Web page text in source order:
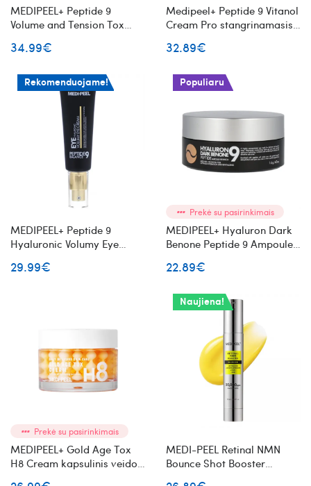
MEDIPEEL+ Peptide 9
Volume and Tension Tox
su peptidais
34.99€
Medipeel+ Peptide 9 Vitanol
Cream Pro stangrinamasis
kremas
32.89€
Rekomenduojame!
MEDIPEEL+ Peptide 9
Hyaluronic Volumy Eye
peptidais
29.99€
Populiaru
Prekė su pasirinkimais
MEDIPEEL+ Hyaluron Dark
Benone Peptide 9 Ampoule
paakių pagalvėlės su
22.89€
Prekė su pasirinkimais
MEDIPEEL+ Gold Age Tox
H8 Cream kapsulinis veido
Naujiena!
MEDI-PEEL Retinal NMN
Bounce Shot Booster